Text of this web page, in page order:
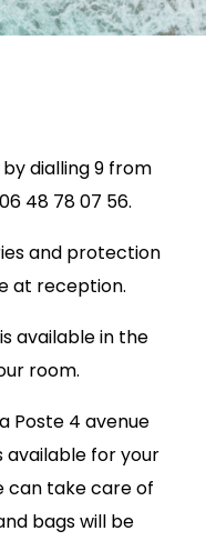
dialling 9 from
48 78 07 56.
and protection
at reception.
available in the
room.
Poste 4 avenue
available for your
can take care of
bags will be